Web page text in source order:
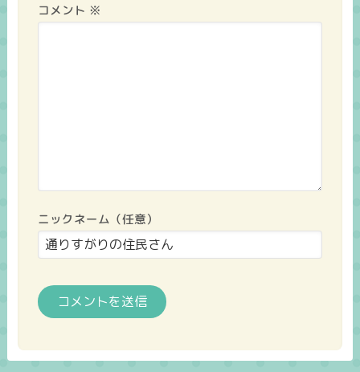
コメント ※
ニックネーム（任意）